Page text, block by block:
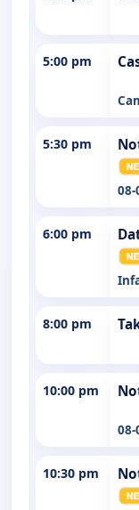
5:00 pm
5:30 pm
08-
6:00 pm
8:00 pm
10:00 pm
08-
10:30 pm